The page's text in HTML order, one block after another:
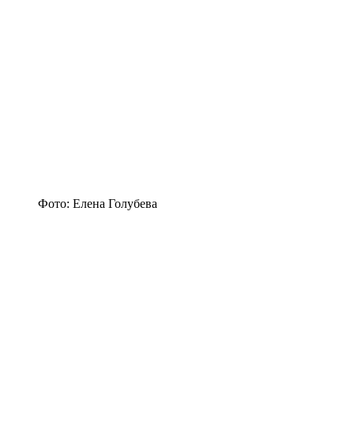
Фото: Елена Голубева